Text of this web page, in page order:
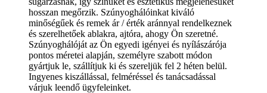
hosszan megőrzik. Szúnyoghálóinkat kiváló
minőségűek és remek ár / érték aránnyal rendelkeznek
és szerelhetőek ablakra, ajtóra, ahogy Ön szeretné.
Szúnyoghálóját az Ön egyedi igényei és nyílászárója
pontos méretei alapján, személyre szabott módon
gyártjuk le, szállítjuk ki és szereljük fel 2 héten belül.
Ingyenes kiszállással, felméréssel és tanácsadással
várjuk leendő ügyfeleinket.